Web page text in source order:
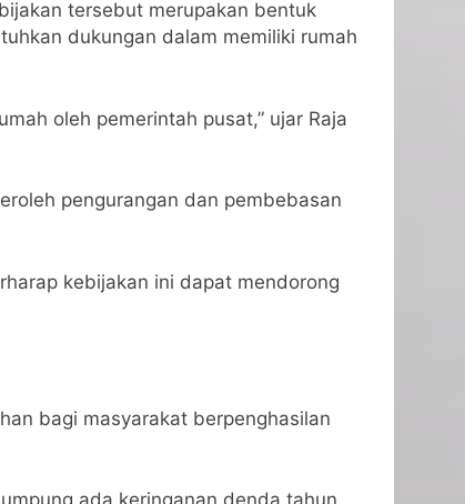
tersebut merupakan bentuk
dukungan dalam memiliki rumah
oleh pemerintah pusat,” ujar Raja
pengurangan dan pembebasan
kebijakan ini dapat mendorong
bagi masyarakat berpenghasilan